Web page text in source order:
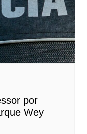
por
Wey